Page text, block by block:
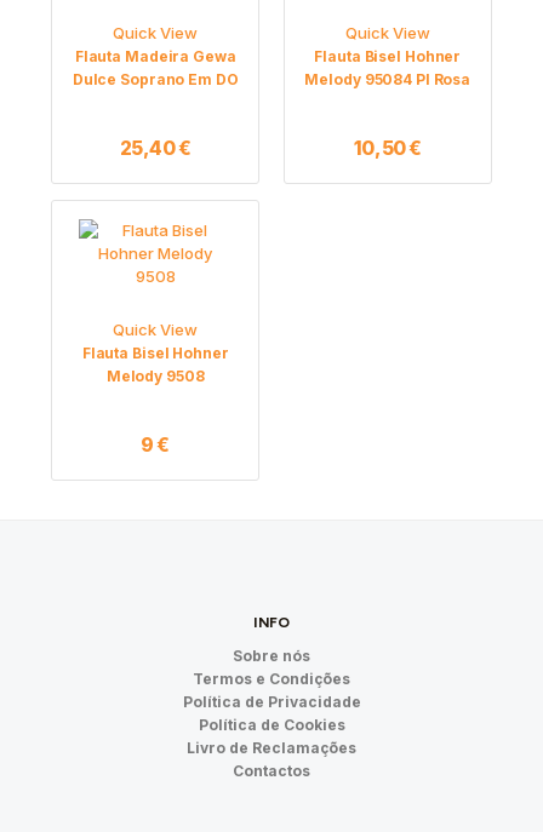
Quick View
Flauta Madeira Gewa
Dulce Soprano Em DO
25,40€
Quick View
Flauta Bisel Hohner
Melody 95084 PI Rosa
10,50€
Quick View
Flauta Bisel Hohner
Melody 9508
9€
INFO
Sobre nós
Termos e Condições
Política de Privacidade
Política de Cookies
Livro de Reclamações
Contactos